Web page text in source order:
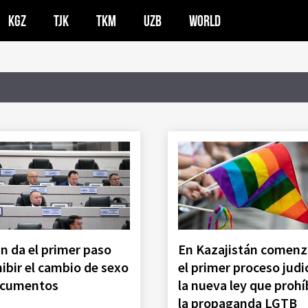
KGZ TJK TKM UZB WORLD
da el primer paso
el cambio de sexo
En Kazajistán
el primer proceso
la nueva ley que
la propaganda LGTB